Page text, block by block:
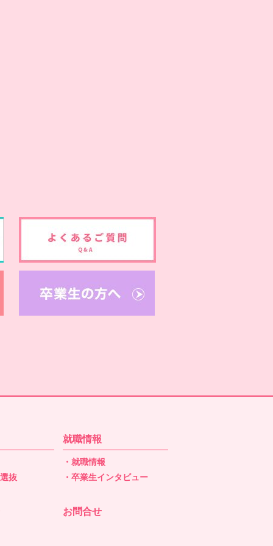
抜
就職情報
・就職情報
・卒業生インタビュー
お問合せ